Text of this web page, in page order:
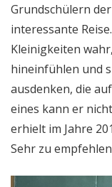
Grundschülern
interessante
Kleinigkeiten
hineinfühlen und
ausdenken, die
eines kann er
erhielt im Jahre
Sehr zu